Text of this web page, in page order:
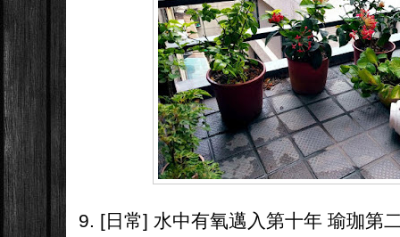
9. [日常] 水中有氧邁入第十年 瑜珈第